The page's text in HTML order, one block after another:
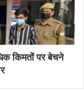
किमतों पर बेचने